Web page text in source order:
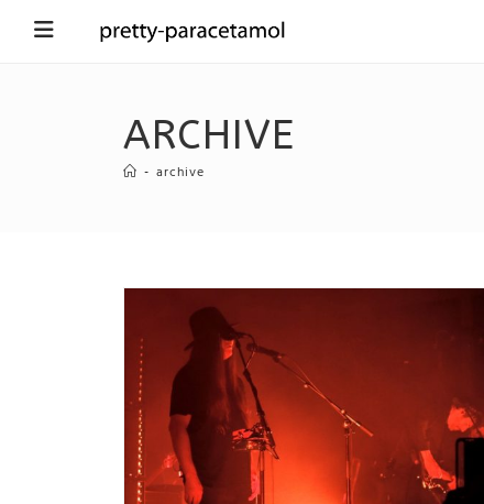
ARCHIVE
- archive